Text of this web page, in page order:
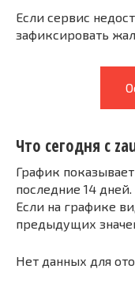
Если сервис
зафиксировать
Что сегодня с
График
последние 14 дней.
Если на графике
предыдущих
Нет данных для